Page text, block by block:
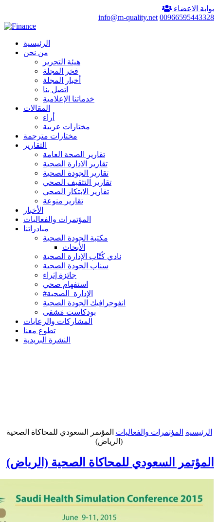
بوابة الاعضاء
00966595443328
info@m-quality.net
الرئيسية
من نحن
هيئة التحرير
فخر المجلة
أخبار المجلة
اتصل بنا
خدماتنا الإعلامية
المقالات
أراء
مختارات عربية
مختارات مترجمة
التقارير
تقارير الصحة العامة
تقارير الادارة الصحية
تقارير الجودة الصحية
تقارير التثقيف الصحي
تقارير الابتكار الصحي
تقارير منوعة
الأخبار
المؤتمرات والفعاليات
مبادراتنا
مكتبة الجودة الصحية
الأبحاث
نادي كُتّاب الإدارة الصحية
سناب الجودة الصحية
جائزة إثراء
استفهام صحي
#الإدارة_الصحية
انفوجرافيك الجودة الصحية
بودكاست مَشفى
المشاركات والرعايات
تطوع معنا
النشرة البريدية
الرئيسية المؤتمرات والفعاليات المؤتمر السعودي للمحاكاة الصحية
(الرياض)
المؤتمر السعودي للمحاكاة الصحية (الرياض)